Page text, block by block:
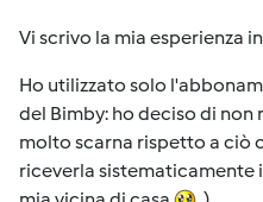
Vi scrivo la mia esperienza
Ho utilizzato solo
del Bimby: ho deciso di
molto scarna rispetto a ciò
riceverla sistematicamente